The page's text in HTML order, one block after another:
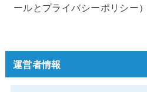
ールとプライバシーポリシー）
運営者情報